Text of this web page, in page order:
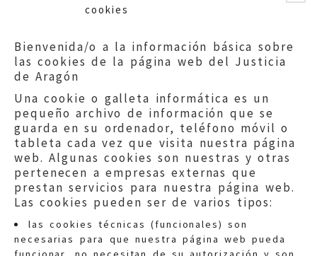
cookies
Bienvenida/o a la información básica sobre
las cookies de la página web del Justicia
de Aragón
Una cookie o galleta informática es un
pequeño archivo de información que se
guarda en su ordenador, teléfono móvil o
tableta cada vez que visita nuestra página
web. Algunas cookies son nuestras y otras
pertenecen a empresas externas que
prestan servicios para nuestra página web.
Las cookies pueden ser de varios tipos:
las cookies técnicas (funcionales) son
necesarias para que nuestra página web pueda